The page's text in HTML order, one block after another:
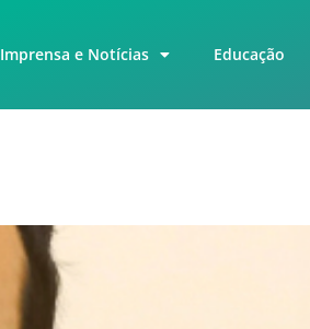
Imprensa e Notícias Educação